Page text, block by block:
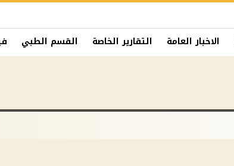
الاخبار العامة التقارير الخاصة القسم الطبي